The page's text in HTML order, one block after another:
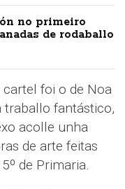
no primeiro
de rodaballo
foi o de Noa
traballo fantástico,
acolle unha
de arte feitas
de Primaria.